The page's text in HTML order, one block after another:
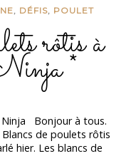
, DÉFIS, POULET
rôtis à
*
Ninja Bonjour à tous.
de poulets rôtis
hier. Les blancs de